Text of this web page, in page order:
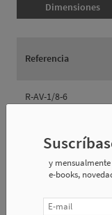
Dimensiones
Referencia
R-AV-1/8-6
Referencia
R-AV-1/8-6
y
e-books,